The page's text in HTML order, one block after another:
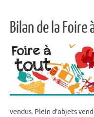
Bilan de la Foire
vendus. Plein d’objets